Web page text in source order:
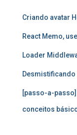
Criando avatar
React Memo,
Loader
[passo-a-
conceitos